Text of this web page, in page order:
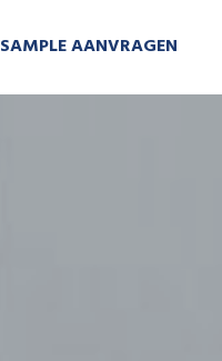
SAMPLE AANVRAGEN